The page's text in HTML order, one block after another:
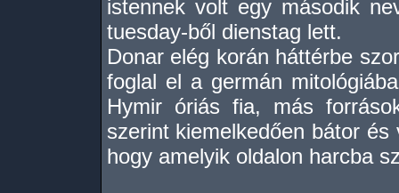
istennek volt egy második
tuesday-ből dienstag lett.
Donar elég korán háttérbe
foglal el a germán
Hymir óriás fia, más
szerint kiemelkedően bátor
hogy amelyik oldalon harcba